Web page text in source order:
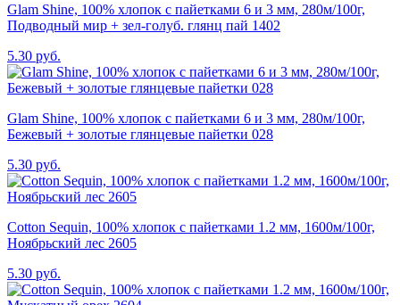
Glam Shine, 100% хлопок с пайетками 6 и 3 мм, 280м/100г,
Подводный мир + зел-голуб. глянц пай 1402
5.30 руб.
Glam Shine, 100% хлопок с пайетками 6 и 3 мм, 280м/100г,
Бежевый + золотые глянцевые пайетки 028
5.30 руб.
Cotton Sequin, 100% хлопок с пайетками 1.2 мм, 1600м/100г,
Ноябрьский лес 2605
5.30 руб.